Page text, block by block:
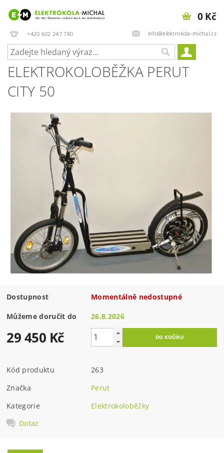
+420 602 247 780 info@elektrokola-michal.cz
0 Kč
ELEKTROKOLOBĚŽKA PERUT
CITY 50
Dostupnost Momentálně nedostupné
Můžeme doručit do 26.8.2026
29 450 Kč
Kód produktu
263
Značka
Perut
Kategorie
Elektrokoloběžky
Dotaz